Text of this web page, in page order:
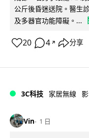
公斤後昏迷送院。醫生
及多器官功能障礙。...
20 4 ↗ 分享
3C科技 家居無線
Vin 1 日